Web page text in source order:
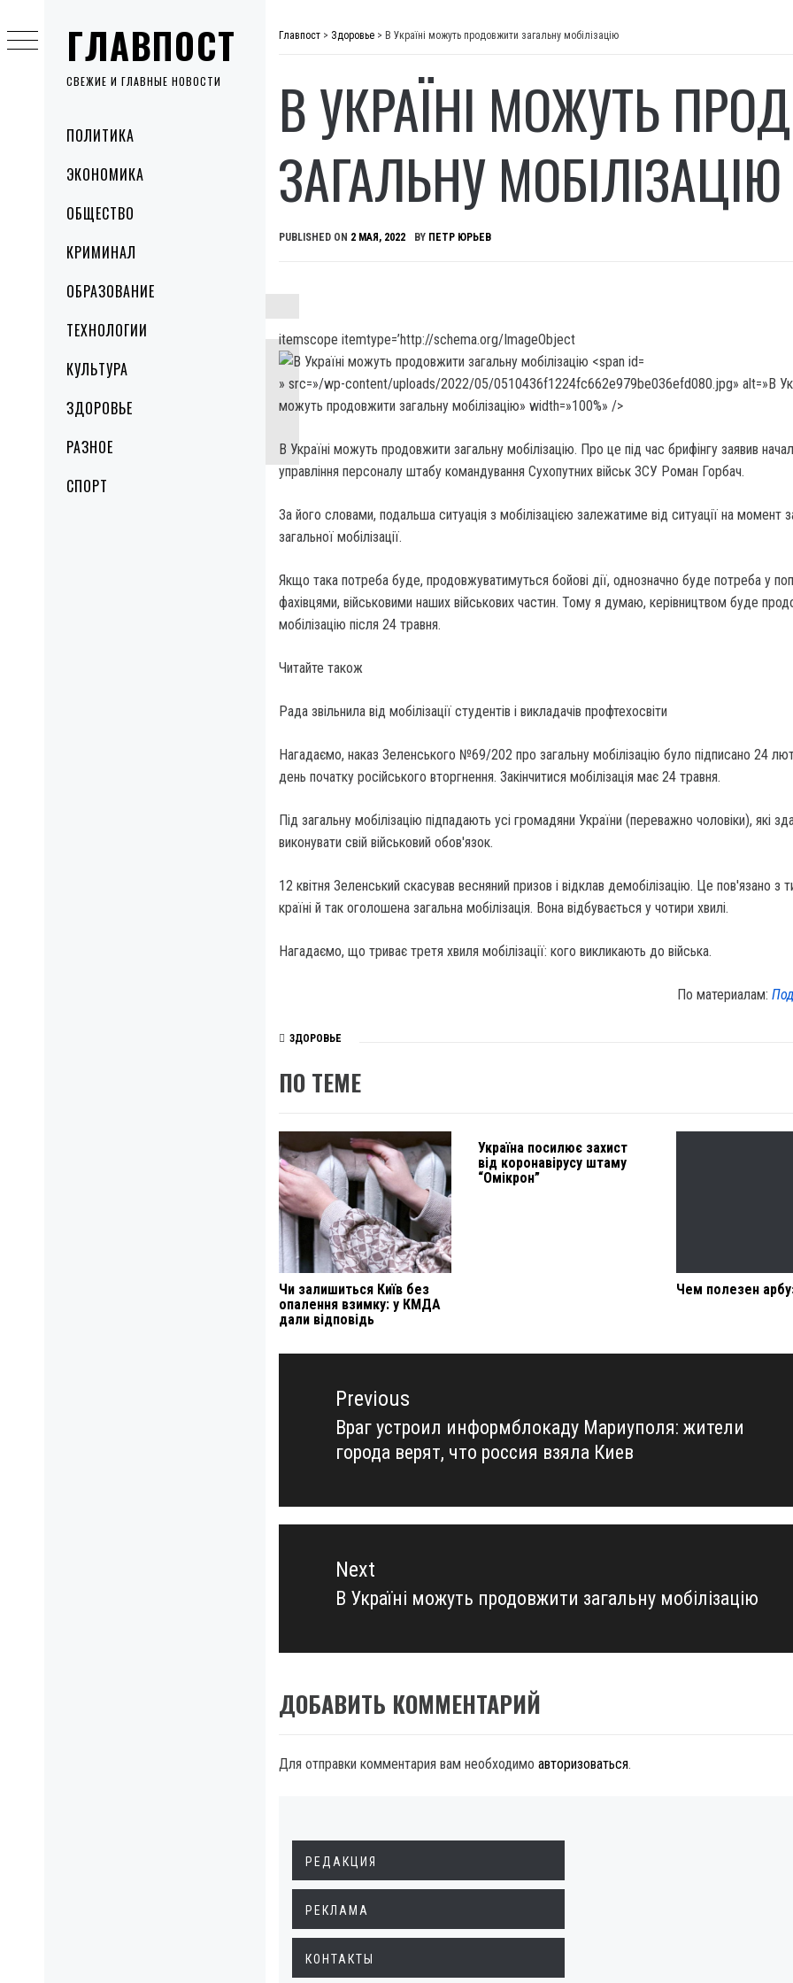
ГЛАВПОСТ
СВЕЖИЕ И ГЛАВНЫЕ НОВОСТИ
MenuПОЛИТИКА
ЭКОНОМИКА
ОБЩЕСТВО
КРИМИНАЛ
ОБРАЗОВАНИЕ
ТЕХНОЛОГИИ
КУЛЬТУРА
ЗДОРОВЬЕ
РАЗНОЕ
СПОРТ
to
content
Главпост > Здоровье > В Україні можуть продовжити загальну мобілізацію
В УКРАЇНІ МОЖУТЬ
ЗАГАЛЬНУ МОБІЛІЗАЦІЮ
PUBLISHED ON 2 МАЯ, 2022 BY ПЕТР ЮРЬЕВ
itemscope itemtype=’http://schema.org/ImageObject
» src=»/wp-content/uploads/2022/05/0510436f1224fc662e979be036efd080.jpg» alt=»В
можуть продовжити загальну мобілізацію» width=»100%» />
В Україні можуть продовжити загальну мобілізацію. Про це під час брифінгу заявив
управління персоналу штабу командування Сухопутних військ ЗСУ Роман Горбач.
За його словами, подальша ситуація з мобілізацією залежатиме від ситуації на момент
загальної мобілізації.
Якщо така потреба буде, продовжуватимуться бойові дії, однозначно буде потреба у
фахівцями, військовими наших військових частин. Тому я думаю, керівництвом буде
мобілізацію після 24 травня.
Читайте також
Рада звільнила від мобілізації студентів і викладачів профтехосвіти
Нагадаємо, наказ Зеленського №69/202 про загальну мобілізацію було підписано 24
день початку російського вторгнення. Закінчитися мобілізація має 24 травня.
Під загальну мобілізацію підпадають усі громадяни України (переважно чоловіки), які
виконувати свій військовий обов'язок.
12 квітня Зеленський скасував весняний призов і відклав демобілізацію. Це пов'язано з
країні й так оголошена загальна мобілізація. Вона відбувається у чотири хвилі.
Нагадаємо, що триває третя хвиля мобілізації: кого викликають до війська.
По материалам:
ЗДОРОВЬЕ
ПО ТЕМЕ
Чи залишиться Київ без
опалення взимку: у КМДА
дали відповідь
Україна посилює захист
від коронавірусу штаму
“Омікрон”
Чем полезен
Навигация
записямPrevious
Previous
post:
Враг устроил информблокаду Мариуполя: жители
города верят, что россия взяла Киев
Next
Next
В Україні можуть продовжити загальну мобілізацію
ДОБАВИТЬ КОММЕНТАРИЙ
Для отправки комментария вам необходимо авторизоваться.
РЕДАКЦИЯ
РЕКЛАМА
КОНТАКТЫ